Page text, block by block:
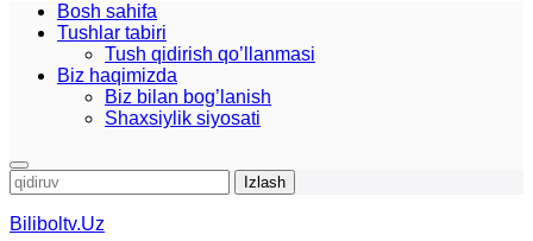
Bosh sahifa
Tushlar tabiri
Tush qidirish qo’llanmasi
Biz haqimizda
Biz bilan bog’lanish
Shaxsiylik siyosati
Qidirshish:
Biliboltv.Uz